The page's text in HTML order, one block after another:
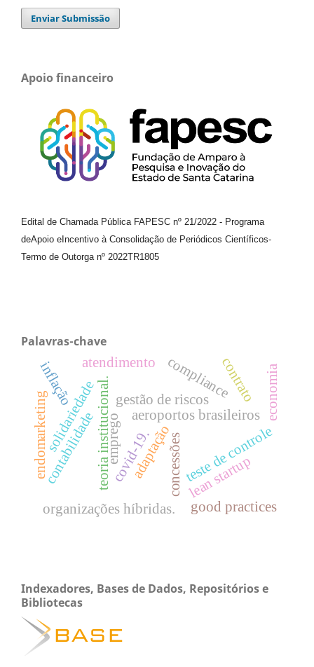
Enviar Submissão
Apoio financeiro
Edital de Chamada Pública FAPESC nº 21/2022 - Programa
deApoio e Incentivo à Consolidação de Periódicos Científicos-
Termo de Outorga nº 2022TR1805
Palavras-chave
covid-19. concessões
aeroportos brasileiros
organizações híbridas.
teoria institucional. teste de controle
gestão de riscos
compliance
lean startup
adaptação
atendimento
solidariedade economia
endomarketingcontabilidade
good practices
emprego
contrato
inflação
Indexadores, Bases de Dados, Repositórios e
Bibliotecas